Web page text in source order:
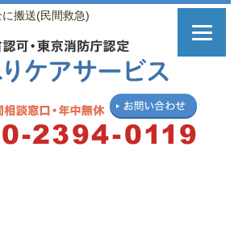
搬送(民間救急)